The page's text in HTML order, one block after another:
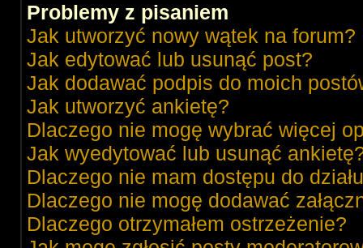
Problemy z pisaniem
Jak utworzyć nowy wątek na forum?
Jak edytować lub usunąć post?
Jak dodawać podpis do moich
Jak utworzyć ankietę?
Dlaczego nie mogę wybrać więcej
Jak wyedytować lub usunąć
Dlaczego nie mam dostępu do
Dlaczego nie mogę dodawać
Dlaczego otrzymałem ostrzeżenie?